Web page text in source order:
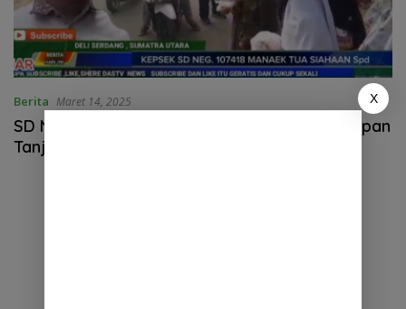
Berita Maret 14, 2025
SD Negeri 107418 Berbagi Takzil Di Jalan Harapan
Tanjung Morawa
X